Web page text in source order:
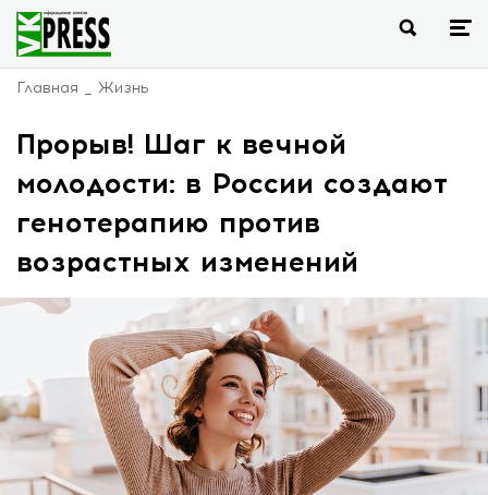
Главная Жизнь
Прорыв! Шаг к вечной
молодости: в России создают
генотерапию против
возрастных изменений